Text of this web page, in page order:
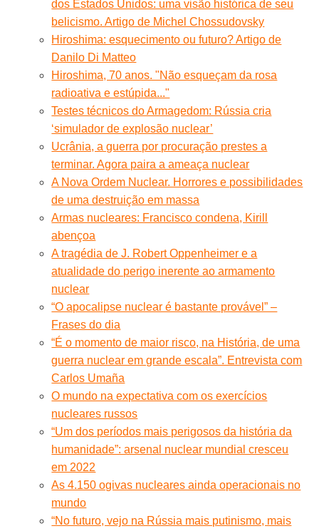
dos Estados Unidos: uma visão histórica de seu
belicismo. Artigo de Michel Chossudovsky
Hiroshima: esquecimento ou futuro? Artigo de
Danilo Di Matteo
Hiroshima, 70 anos. "Não esqueçam da rosa
radioativa e estúpida..."
Testes técnicos do Armagedom: Rússia cria
‘simulador de explosão nuclear’
Ucrânia, a guerra por procuração prestes a
terminar. Agora paira a ameaça nuclear
A Nova Ordem Nuclear. Horrores e possibilidades
de uma destruição em massa
Armas nucleares: Francisco condena, Kirill
abençoa
A tragédia de J. Robert Oppenheimer e a
atualidade do perigo inerente ao armamento
nuclear
“O apocalipse nuclear é bastante provável” –
Frases do dia
“É o momento de maior risco, na História, de uma
guerra nuclear em grande escala”. Entrevista com
Carlos Umaña
O mundo na expectativa com os exercícios
nucleares russos
“Um dos períodos mais perigosos da história da
humanidade”: arsenal nuclear mundial cresceu
em 2022
As 4.150 ogivas nucleares ainda operacionais no
mundo
“No futuro, vejo na Rússia mais putinismo, mais